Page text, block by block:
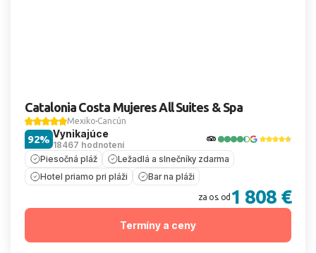
Catalonia Costa Mujeres All Suites & Spa
Mexiko Cancún
Vynikajúce
18467 hodnotení
92%
Piesočná pláž
Ležadlá a slnečníky zdarma
Hotel priamo pri pláži
Bar na pláži
za os. od 1 808 €
Termíny a ceny